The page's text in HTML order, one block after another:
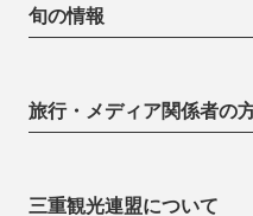
旬の情報
旅行・メディア関係者の
三重観光連盟について